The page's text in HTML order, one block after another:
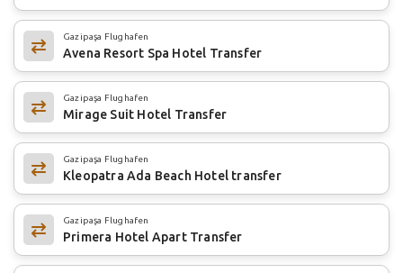
Gazipaşa Flughafen
Avena Resort Spa Hotel Transfer
Gazipaşa Flughafen
Mirage Suit Hotel Transfer
Gazipaşa Flughafen
Kleopatra Ada Beach Hotel transfer
Gazipaşa Flughafen
Primera Hotel Apart Transfer